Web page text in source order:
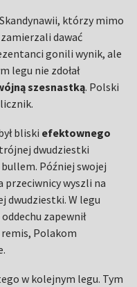
którzy mimo
dawać
gonili wynik, ale
legu nie zdołał
szesnastką. Polski
bliski efektownego
dwudziestki
Później swojej
przeciwnicy wyszli na
dwudziestki. W legu
zapewnił
remis, Polakom
w kolejnym legu. Tym